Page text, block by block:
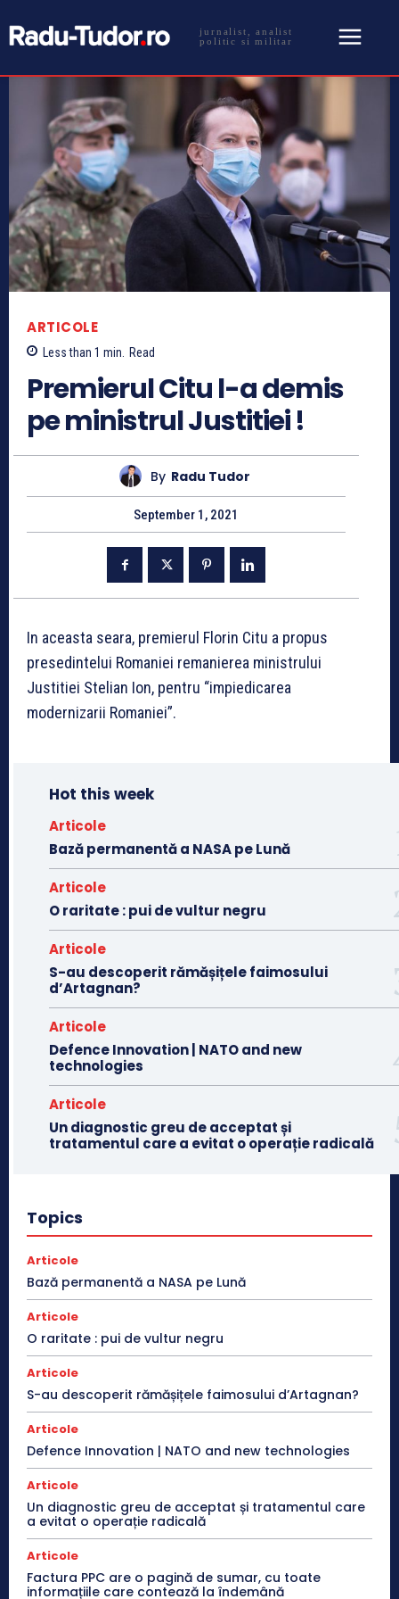
jurnalist, analist
politic si militar
ARTICOLE
Less than 1 min. Read
Premierul Citu l-a demis
pe ministrul Justitiei !
By Radu Tudor
September 1, 2021
In aceasta seara, premierul Florin Citu a propus
presedintelui Romaniei remanierea ministrului
Justitiei Stelian Ion, pentru “impiedicarea
modernizarii Romaniei”.
Hot this week
Articole
Bază permanentă a NASA pe Lună
Articole
O raritate : pui de vultur negru
Articole
S-au descoperit rămășițele faimosului
d’Artagnan?
Articole
Defence Innovation | NATO and new
technologies
Articole
Un diagnostic greu de acceptat și
tratamentul care a evitat o operație radicală
Topics
Articole
Bază permanentă a NASA pe Lună
Articole
O raritate : pui de vultur negru
Articole
S-au descoperit rămășițele faimosului d’Artagnan?
Articole
Defence Innovation | NATO and new technologies
Articole
Un diagnostic greu de acceptat și tratamentul care
a evitat o operație radicală
Articole
Factura PPC are o pagină de sumar, cu toate
informațiile care contează la îndemână